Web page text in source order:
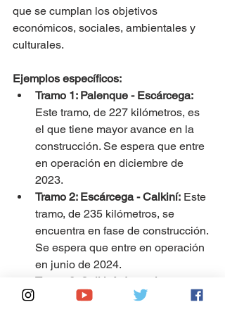
que se cumplan los objetivos
económicos, sociales, ambientales y
culturales.
Ejemplos específicos:
Tramo 1: Palenque - Escárcega:
Este tramo, de 227 kilómetros, es
el que tiene mayor avance en la
construcción. Se espera que entre
en operación en diciembre de
2023.
Tramo 2: Escárcega - Calkiní: Este
tramo, de 235 kilómetros, se
encuentra en fase de construcción.
Se espera que entre en operación
en junio de 2024.
Tramo 3: Calkiní - Izamal:
tramo, de 172 kilómetros, se